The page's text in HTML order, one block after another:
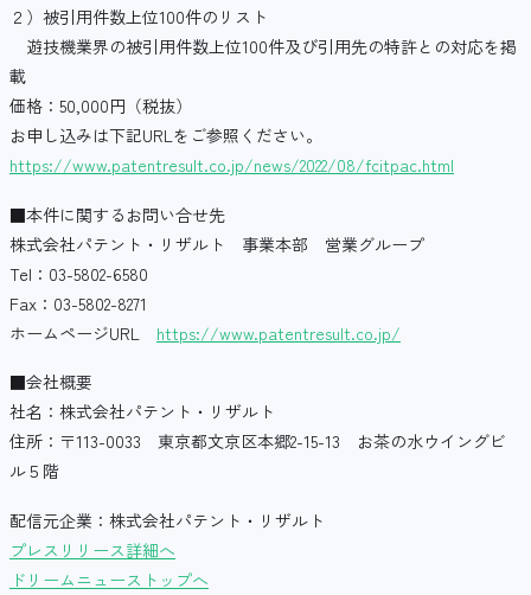
２）被引用件数上位100件のリスト
遊技機業界の被引用件数上位100件及び引用先の特許との対応を掲
載
価格：50,000円（税抜）
お申し込みは下記URLをご参照ください。
https://www.patentresult.co.jp/news/2022/08/fcitpac.html
■本件に関するお問い合せ先
株式会社パテント・リザルト 事業本部 営業グループ
Tel：03-5802-6580
Fax：03-5802-8271
ホームページURL https://www.patentresult.co.jp/
■会社概要
社名：株式会社パテント・リザルト
住所：〒113-0033 東京都文京区本郷2-15-13 お茶の水ウイングビ
ル５階
配信元企業：株式会社パテント・リザルト
プレスリリース詳細へ
ドリームニューストップへ